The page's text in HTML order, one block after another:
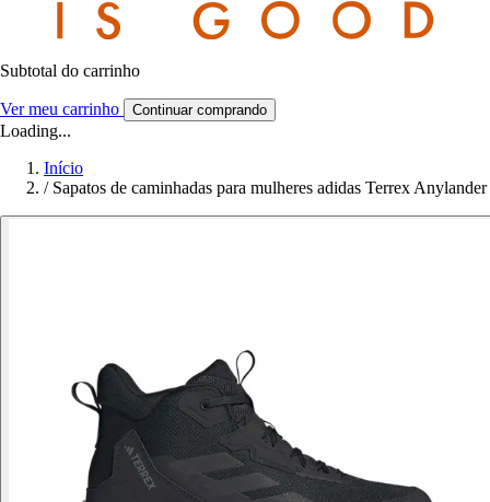
Subtotal do carrinho
Ver meu carrinho Continuar comprando
Loading...
Início
/ Sapatos de caminhadas para mulheres adidas Terrex Anylander